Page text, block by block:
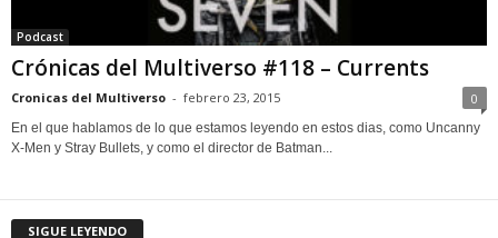
Podcast
Crónicas del Multiverso #118 – Currents
Cronicas del Multiverso - febrero 23, 2015 0
En el que hablamos de lo que estamos leyendo en estos dias, como Uncanny
X-Men y Stray Bullets, y como el director de Batman...
SIGUE LEYENDO